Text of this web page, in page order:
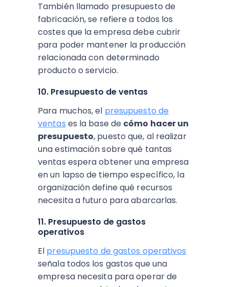
También llamado presupuesto de
fabricación, se refiere a todos los
costes que la empresa debe cubrir
para poder mantener la producción
relacionada con determinado
producto o servicio.
10. Presupuesto de ventas
Para muchos, el presupuesto de
ventas es la base de cómo hacer un
presupuesto, puesto que, al realizar
una estimación sobre qué tantas
ventas espera obtener una empresa
en un lapso de tiempo específico, la
organización define qué recursos
necesita a futuro para abarcarlas.
11. Presupuesto de gastos
operativos
El presupuesto de gastos operativos
señala todos los gastos que una
empresa necesita para operar de